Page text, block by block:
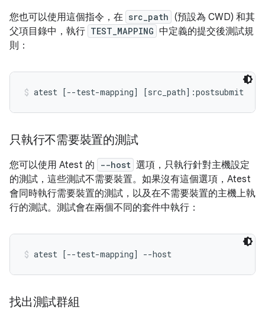
您也可以使用這個指令，在 src_path (預設為 CWD) 和其
父項目錄中，執行 TEST_MAPPING 中定義的提交後測試規
則：
atest [--test-mapping] [src_path]:postsubmit
只執行不需要裝置的測試
您可以使用 Atest 的 --host 選項，只執行針對主機設定
的測試，這些測試不需要裝置。如果沒有這個選項，Atest
會同時執行需要裝置的測試，以及在不需要裝置的主機上執
行的測試。測試會在兩個不同的套件中執行：
atest [--test-mapping] --host
找出測試群組